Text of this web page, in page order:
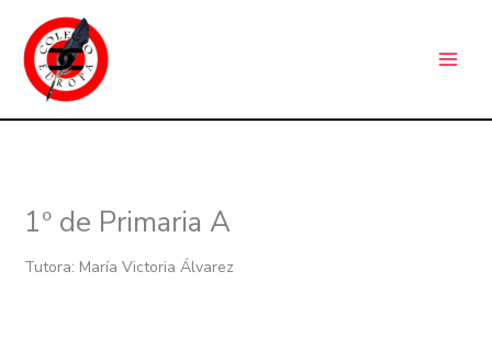
contenido
1º de Primaria A
Tutora: María Victoria Álvarez
a
t
a